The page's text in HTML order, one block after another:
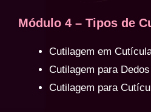
Módulo 4 – Tipos de
Cutilagem em
Cutilagem para
Cutilagem para